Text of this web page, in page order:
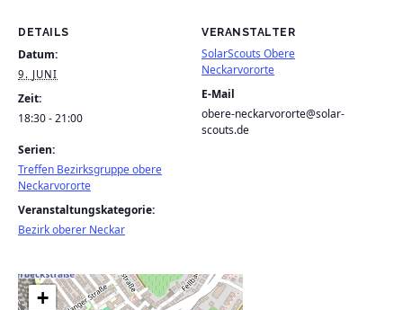
DETAILS
Datum:
9. JUNI
Zeit:
18:30 - 21:00
Serien:
Treffen Bezirksgruppe obere
Neckarvororte
Veranstaltungskategorie:
Bezirk oberer Neckar
VERANSTALTER
SolarScouts Obere
Neckarvororte
E-Mail
obere-neckarvororte@solar-
scouts.de
+